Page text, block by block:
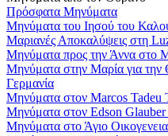
Πρόσφατα Μηνύματα
Μηνύματα του Ιησού του
Μαριανές Αποκαλύψεις στη
Μηνύματα προς την Άννα στο
Μηνύματα στην Μαρία για την
Γερμανία
Μηνύματα στον Marcos Tadeu
Μηνύματα στον Edson
Μηνύματα στο Άγιο